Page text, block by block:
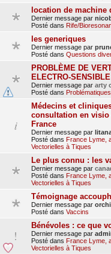
location de machine
Dernier message par
Posté dans Rife/
les generiques
Dernier message par
Posté dans Questions
PROBLÈME DE
ELECTRO-
Dernier message par arty
Posté dans
Médecins et
consultation en visio
France
Dernier message par
Posté dans France Lyme,
Vectorielles à Tiques
Le plus connu : les
Dernier message par
Posté dans France Lyme,
Vectorielles à Tiques
Témoignage
Dernier message par
Posté dans Vaccins
Bénévoles : ce que
Dernier message par
Posté dans France Lyme,
Vectorielles à Tiques